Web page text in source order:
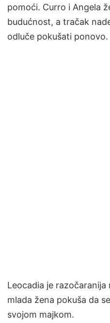
pomoći. Curro i Angela
budućnost, a tračak
odluče pokušati ponovo.
Leocadia je
mlada žena pokuša da
svojom majkom.